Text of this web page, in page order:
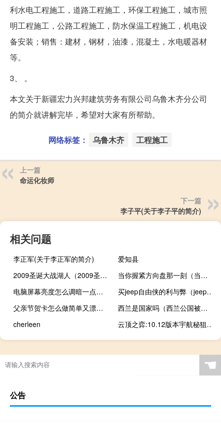
利水电工程施工，道路工程施工，环保工程施工，城市照
明工程施工，公路工程施工，防水保温工程施工，机电设
备安装；销售：建材，钢材，油漆，混凝土，水电暖器材
等。
3、 。
本文关于新疆宏力兴邦建筑劳务有限公司乌鲁木齐分公司
的简介就讲解完毕，希望对大家有所帮助。
网络标签： 乌鲁木齐 工程施工
上一篇
命运化妆师
下一篇
李子平(关于李子平的简介)
相关问题
李正军(关于李正军的简介)
爱知县
2009圣诞大战湖人（2009圣诞大战）
当你握紧方向盘那一刻（当你握紧我的手）
电脑屏幕亮度怎么调暗一点（电脑屏幕亮度怎么调）
买jeep自由侠的利与弊（jeep自由侠毛病很多吗）
父亲节贺卡怎么做简单又漂亮英语（父亲节贺卡怎么做）
西兰是国家吗（西兰公国被哪些国家承认）
cherleen
云顶之弈:10.12版本宇航秘狙玩法推荐
☚
公告